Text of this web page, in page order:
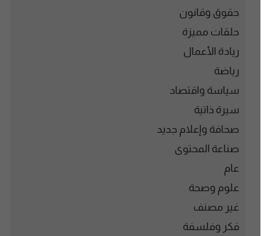
حقوق وقانون
حلقات مميزة
ريادة الأعمال
رياضة
سياسة واقتصاد
سيرة ذاتية
صحافة وإعلام جديد
صناعة المحتوى
عام
علوم وصحة
غير مصنف
فكر وفلسفة